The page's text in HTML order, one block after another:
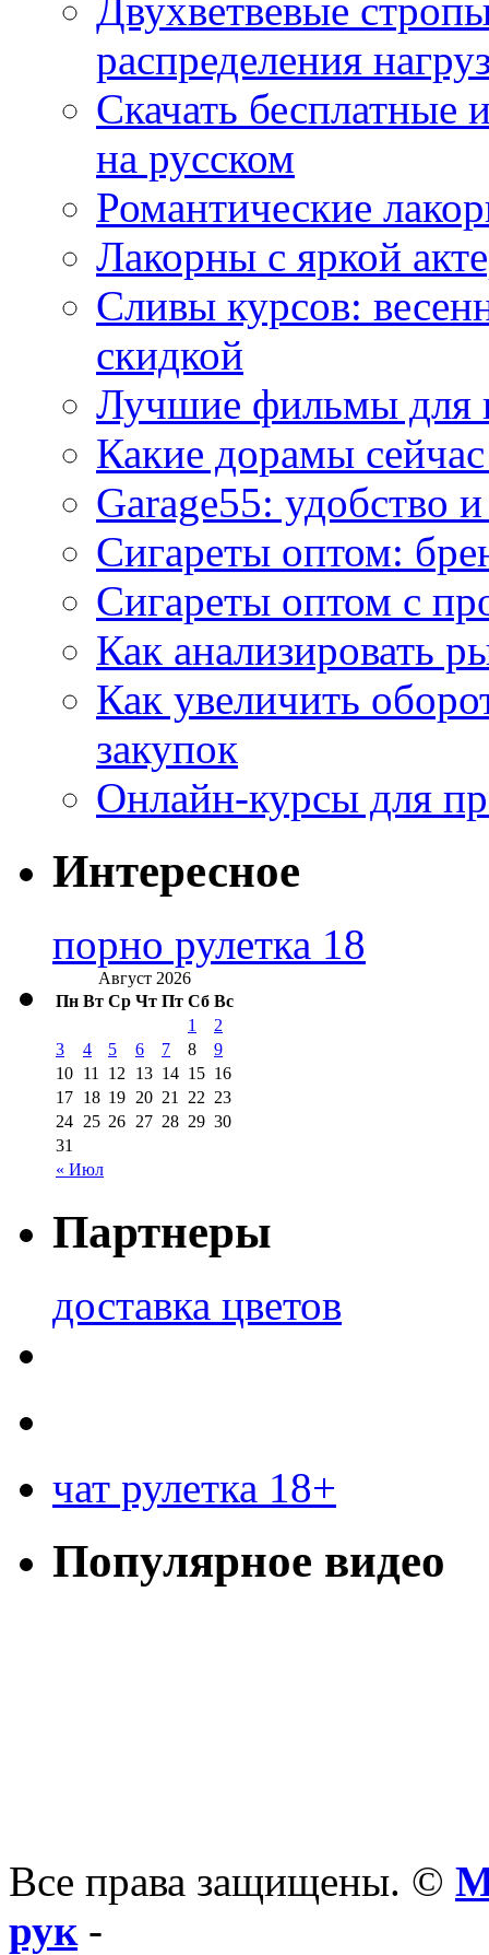
Двухветвевые
распределения
Скачать
на русском
Романтические
Лакорны с яркой
Сливы курсов:
скидкой
Лучшие фильмы для
Какие дорамы
Garage55: удобство
Сигареты оптом:
Сигареты оптом с
Как анализировать
Как увеличить
закупок
Онлайн-курсы для
Интересное
порно рулетка 18
Август 2026
Пн Вт Ср Чт Пт Сб Вс
« Июл
1
2
3
4 5 6 7 8
9
10 11 12 13 14 15 16
17 18 19 20 21 22 23
24 25 26 27 28 29 30
31
Партнеры
доставка цветов
чат рулетка 18+
Популярное видео
Все права защищены. ©
рук-